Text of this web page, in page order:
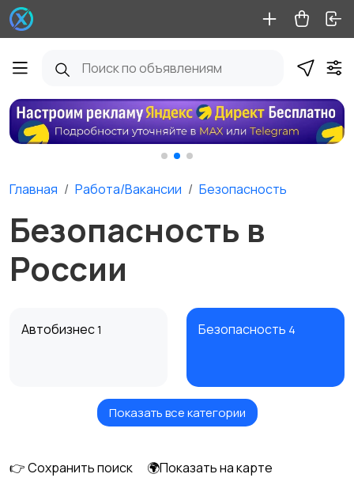
Главная Работа/Вакансии Безопасность
Безопасность в
России
Автобизнес1 Безопасность 4
Бытовые услуги и
Высший менеджмент
Показать все категории
👉 Сохранить поиск
🌍Показать на карте